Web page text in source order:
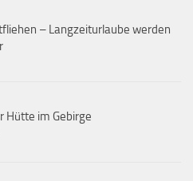
– Langzeiturlaube werden
Hütte im Gebirge